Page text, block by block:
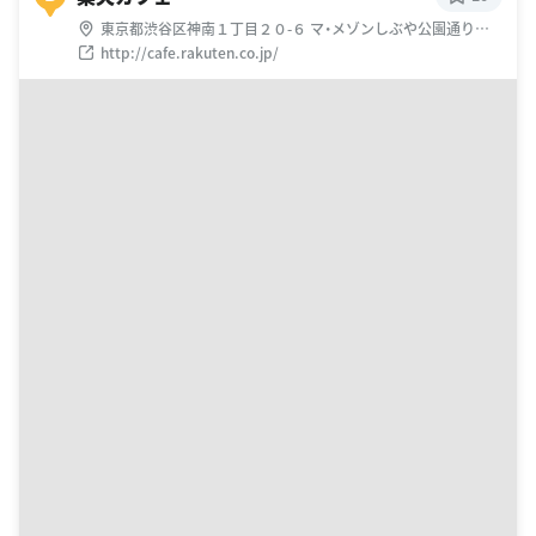
東京都渋谷区神南１丁目２０-６ マ・メゾンしぶや公園通りビ
ル1階・2階・3階
http://cafe.rakuten.co.jp/